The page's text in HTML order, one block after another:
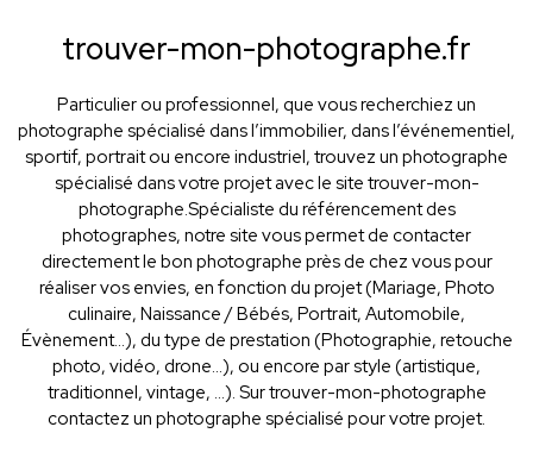
trouver-mon-photographe.fr
Particulier ou professionnel, que vous recherchiez un
photographe spécialisé dans l’immobilier, dans l’événementiel,
sportif, portrait ou encore industriel, trouvez un photographe
spécialisé dans votre projet avec le site trouver-mon-
photographe.Spécialiste du référencement des
photographes, notre site vous permet de contacter
directement le bon photographe près de chez vous pour
réaliser vos envies, en fonction du projet (Mariage, Photo
culinaire, Naissance / Bébés, Portrait, Automobile,
Évènement…), du type de prestation (Photographie, retouche
photo, vidéo, drone...), ou encore par style (artistique,
traditionnel, vintage, ...). Sur trouver-mon-photographe
contactez un photographe spécialisé pour votre projet.